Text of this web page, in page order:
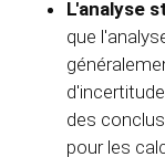
L'analyse
que
des
pour les